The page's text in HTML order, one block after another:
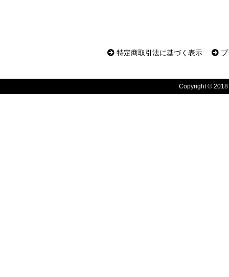
特定商取引法に基づく表示
Copyright © 2018